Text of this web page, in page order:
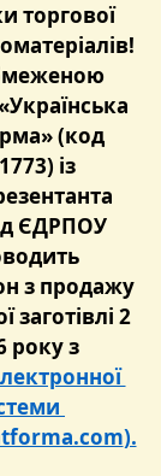
торгової
(код
із
ЄДРПОУ
з продажу
заготівлі 2
року з
).